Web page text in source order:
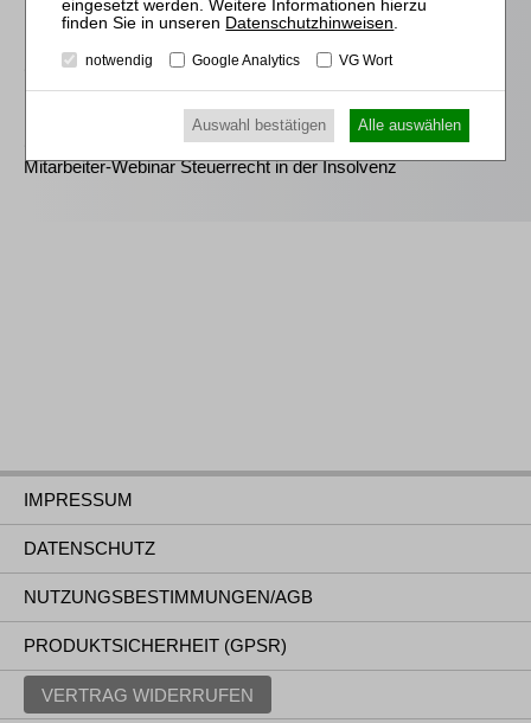
Berufsrecht der Insolvenzverwalter
14.10.2026
Mitarbeiter-Webinar Steuerrecht in der Insolvenz
Mitarbeiter-Webinar Steuerrecht in der Insolvenz
IMPRESSUM
DATENSCHUTZ
NUTZUNGSBESTIMMUNGEN/AGB
PRODUKTSICHERHEIT (GPSR)
VERTRAG WIDERRUFEN
Datenschutzhinweisen.
notwendig Google Analytics VG Wort
Auswahl bestätigen Alle auswählen